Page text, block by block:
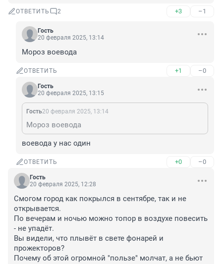
ОТВЕТИТЬ 2 +3 –1
Гость
20 февраля 2025, 13:14
Мороз воевода
ОТВЕТИТЬ +1 –0
Гость
20 февраля 2025, 13:15
Гость20 февраля 2025, 13:14
Мороз воевода
воевода у нас один
ОТВЕТИТЬ +0 –0
Гость
20 февраля 2025, 12:28
Смогом город как покрылся в сентябре, так и не
открывается.
По вечерам и ночью можно топор в воздухе повесить
- не упадёт.
Вы видели, что плывёт в свете фонарей и
прожекторов?
Почему об этой огромной "пользе" молчат, а не бьют